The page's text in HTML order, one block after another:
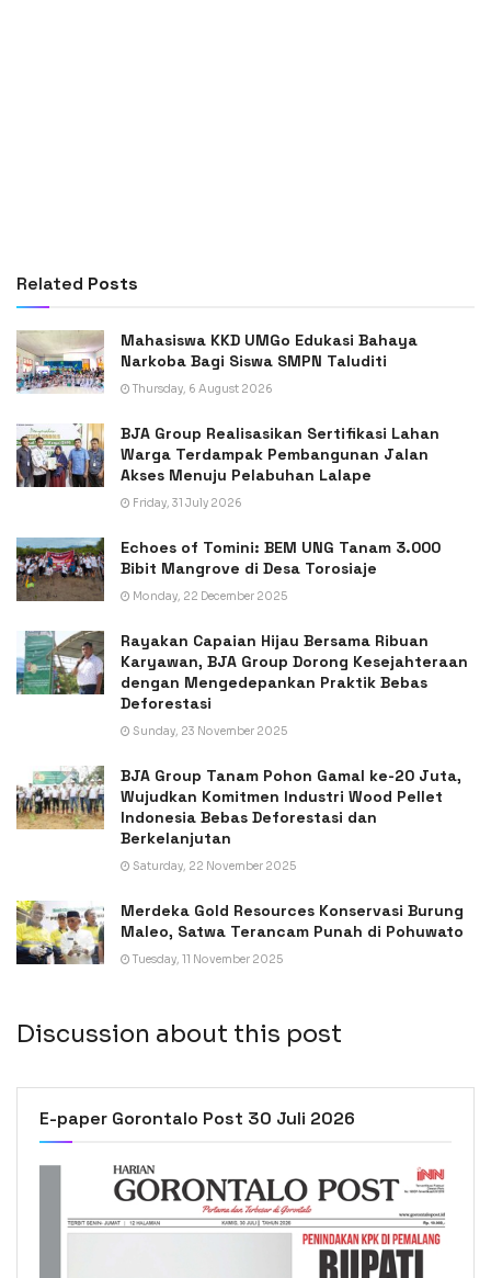
Related Posts
Mahasiswa KKD UMGo Edukasi Bahaya
Narkoba Bagi Siswa SMPN Taluditi
Thursday, 6 August 2026
BJA Group Realisasikan Sertifikasi Lahan
Warga Terdampak Pembangunan Jalan
Akses Menuju Pelabuhan Lalape
Friday, 31 July 2026
Echoes of Tomini: BEM UNG Tanam 3.000
Bibit Mangrove di Desa Torosiaje
Monday, 22 December 2025
Rayakan Capaian Hijau Bersama Ribuan
Karyawan, BJA Group Dorong Kesejahteraan
dengan Mengedepankan Praktik Bebas
Deforestasi
Sunday, 23 November 2025
BJA Group Tanam Pohon Gamal ke-20 Juta,
Wujudkan Komitmen Industri Wood Pellet
Indonesia Bebas Deforestasi dan
Berkelanjutan
Saturday, 22 November 2025
Merdeka Gold Resources Konservasi Burung
Maleo, Satwa Terancam Punah di Pohuwato
Tuesday, 11 November 2025
Discussion about this post
E-paper Gorontalo Post 30 Juli 2026